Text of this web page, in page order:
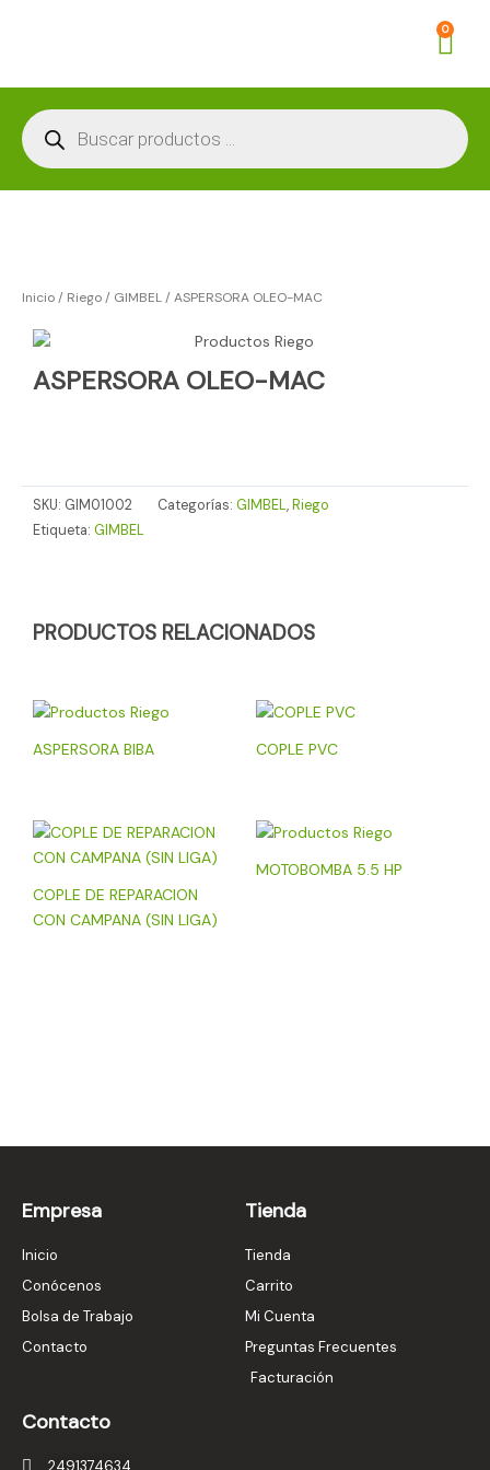
0
Búsqueda
de
productos
Inicio/ Riego/ GIMBEL/ ASPERSORA OLEO-MAC
ASPERSORA OLEO-MAC
SKU: GIM01002 Categorías: GIMBEL, Riego
Etiqueta: GIMBEL
PRODUCTOS RELACIONADOS
ASPERSORA BIBA COPLE PVC
COPLE DE REPARACION
CON CAMPANA (SIN LIGA)
MOTOBOMBA 5.5 HP
Empresa
Inicio
Conócenos
Bolsa de Trabajo
Contacto
Tienda
Tienda
Carrito
Mi Cuenta
Preguntas Frecuentes
Facturación
Contacto